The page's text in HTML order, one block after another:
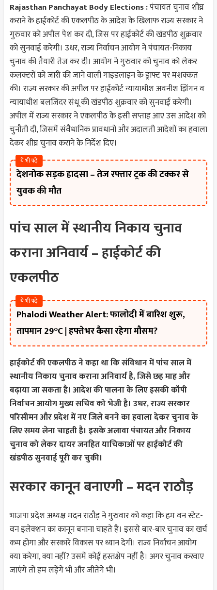
Rajasthan Panchayat Body Elections :पंचायत चुनाव शीघ्र
कराने के हाईकोर्ट की एकलपीठ के आदेश के खिलाफ राज्य सरकार ने
गुरुवार को अपील पेश कर दी, जिस पर हाईकोर्ट की खंडपीठ शुक्रवार
को सुनवाई करेगी। उधर, राज्य निर्वाचन आयोग ने पंचायत-निकाय
चुनाव की तैयारी तेज कर दी। आयोग ने गुरुवार को चुनाव को लेकर
कलक्टरों को जारी की जाने वाली गाइडलाइन के ड्राफ्ट पर मशक्कत
की। राज्य सरकार की अपील पर हाईकोर्ट न्यायाधीश अवनीश झिंगन व
न्यायाधीश बलजिंदर संधू की खंडपीठ शुक्रवार को सुनवाई करेगी।
अपील में राज्य सरकार ने एकलपीठ के इसी सप्ताह आए उस आदेश को
चुनौती दी, जिसमें संवैधानिक प्रावधानों और अदालती आदेशों का हवाला
देकर शीघ्र चुनाव कराने के निर्देश दिए।
ये भी पढ़े
देशनोक सड़क हादसा – तेज रफ्तार ट्रक की टक्कर से
युवक की मौत
पांच साल में स्थानीय निकाय चुनाव
कराना अनिवार्य – हाईकोर्ट की
एकलपीठ
ये भी पढ़े
Phalodi Weather Alert: फालोदी में बारिश शुरू,
तापमान 29°C | हफ्तेभर कैसा रहेगा मौसम?
हाईकोर्ट की एकलपीठ ने कहा था कि संविधान में पांच साल में
स्थानीय निकाय चुनाव कराना अनिवार्य है, जिसे छह माह और
बढ़ाया जा सकता है। आदेश की पालना के लिए इसकी कॉपी
निर्वाचन आयोग मुख्य सचिव को भेजी है। उधर, राज्य सरकार
परिसीमन और प्रदेश में नए जिले बनने का हवाला देकर चुनाव के
लिए समय लेना चाहती है। इसके अलावा पंचायत और निकाय
चुनाव को लेकर दायर जनहित याचिकाओं पर हाईकोर्ट की
खंडपीठ सुनवाई पूरी कर चुकी।
सरकार कानून बनाएगी – मदन राठौड़
भाजपा प्रदेश अध्यक्ष मदन राठौड़ ने गुरुवार को कहा कि हम वन स्टेट-
वन इलेक्शन का कानून बनाना चाहते हैं। इससे बार-बार चुनाव का खर्च
कम होगा और सरकारें विकास पर ध्यान देगी। राज्य निर्वाचन आयोग
क्या करेगा, क्या नहीं? उसमें कोई हस्तक्षेप नहीं है। अगर चुनाव करवाए
जाएंगे तो हम लड़ेंगे भी और जीतेंगे भी।